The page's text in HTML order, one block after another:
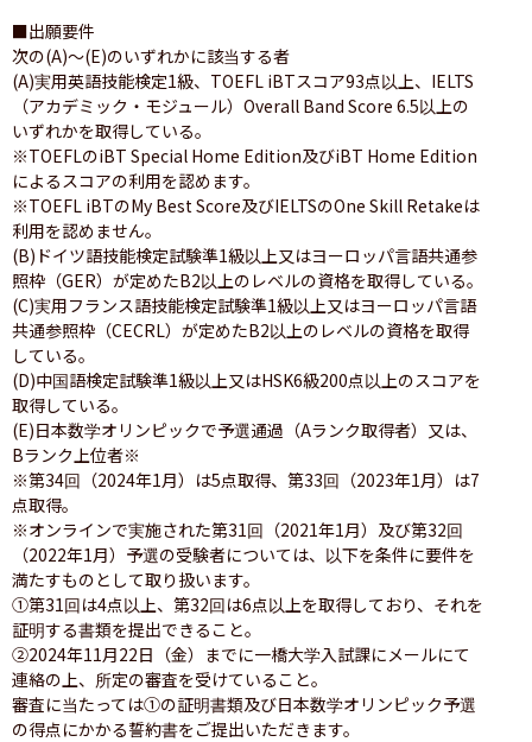
■出願要件
次の(A)〜(E)のいずれかに該当する者
(A)実用英語技能検定1級、TOEFL iBTスコア93点以上、IELTS
（アカデミック・モジュール）Overall Band Score 6.5以上の
いずれかを取得している。
※TOEFLのiBT Special Home Edition及びiBT Home Edition
によるスコアの利用を認めます。
※TOEFL iBTのMy Best Score及びIELTSのOne Skill Retakeは
利用を認めません。
(B)ドイツ語技能検定試験準1級以上又はヨーロッパ言語共通参
照枠（GER）が定めたB2以上のレベルの資格を取得している。
(C)実用フランス語技能検定試験準1級以上又はヨーロッパ言語
共通参照枠（CECRL）が定めたB2以上のレベルの資格を取得
している。
(D)中国語検定試験準1級以上又はHSK6級200点以上のスコアを
取得している。
(E)日本数学オリンピックで予選通過（Aランク取得者）又は、
Bランク上位者※
※第34回（2024年1月）は5点取得、第33回（2023年1月）は7
点取得。
※オンラインで実施された第31回（2021年1月）及び第32回
（2022年1月）予選の受験者については、以下を条件に要件を
満たすものとして取り扱います。
①第31回は4点以上、第32回は6点以上を取得しており、それを
証明する書類を提出できること。
②2024年11月22日（金）までに一橋大学入試課にメールにて
連絡の上、所定の審査を受けていること。
審査に当たっては①の証明書類及び日本数学オリンピック予選
の得点にかかる誓約書をご提出いただきます。